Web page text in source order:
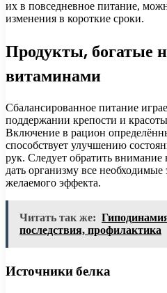
их в повседневное питание,
изменения в короткие сроки.
Продукты, богатые
витаминами
Сбалансированное питание
поддержании крепости и
Включение в рацион
способствует улучшению
рук. Следует обратить
дать организму все
желаемого эффекта.
Читать так же:
последствия, профилактика
Источники белка